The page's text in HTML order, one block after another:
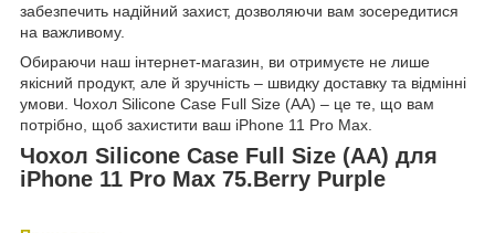
забезпечить надійний захист, дозволяючи вам зосередитися
на важливому.
Обираючи наш інтернет-магазин, ви отримуєте не лише
якісний продукт, але й зручність – швидку доставку та відмінні
умови. Чохол Silicone Case Full Size (AA) – це те, що вам
потрібно, щоб захистити ваш iPhone 11 Pro Max.
Чохол Silicone Case Full Size (AA) для
iPhone 11 Pro Max 75.Berry Purple